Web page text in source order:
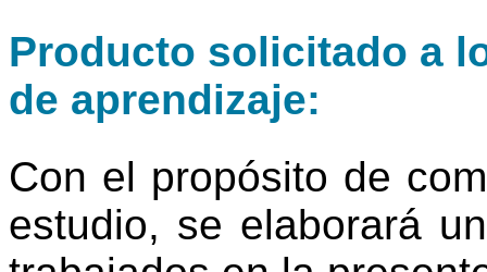
Producto solicitado a
de aprendizaje:
Con el propósito de
estudio, se elaborará